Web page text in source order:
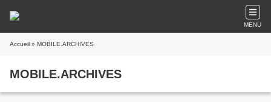
MENU
Accueil » MOBILE.ARCHIVES
MOBILE.ARCHIVES